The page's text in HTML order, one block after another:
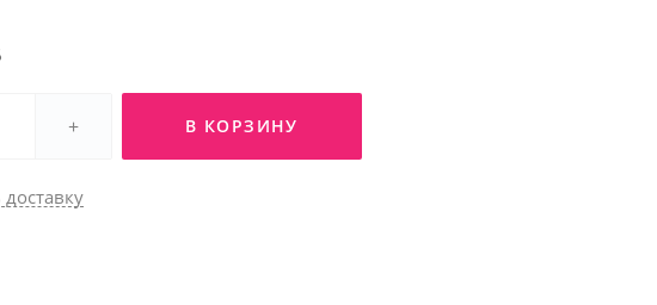
+ В КОРЗИНУ
доставку